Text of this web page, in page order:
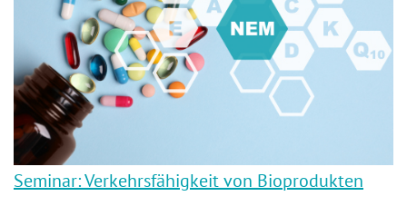
Seminar: Verkehrsfähigkeit von Bioprodukten